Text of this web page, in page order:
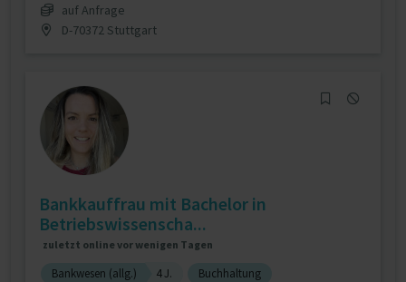
auf Anfrage
D-70372 Stuttgart
Bankkauffrau mit Bachelor in
Betriebswissenscha...
zuletzt online vor wenigen Tagen
Bankwesen (allg.) 4 J.
Buchhaltung